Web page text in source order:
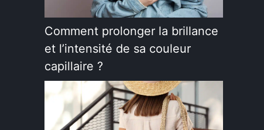
Comment prolonger la brillance
et l’intensité de sa couleur
capillaire ?